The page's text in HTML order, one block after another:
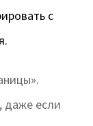
с
даже если